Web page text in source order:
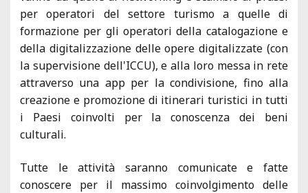
per operatori del settore turismo a quelle di
formazione per gli operatori della catalogazione e
della digitalizzazione delle opere digitalizzate (con
la supervisione dell'ICCU), e alla loro messa in rete
attraverso una app per la condivisione, fino alla
creazione e promozione di itinerari turistici in tutti
i Paesi coinvolti per la conoscenza dei beni
culturali.
Tutte le attività saranno comunicate e fatte
conoscere per il massimo coinvolgimento delle